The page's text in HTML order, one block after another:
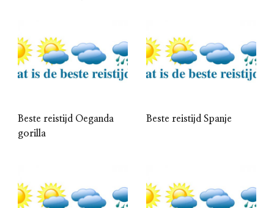
Beste reistijd Oeganda
gorilla
Beste reistijd Spanje